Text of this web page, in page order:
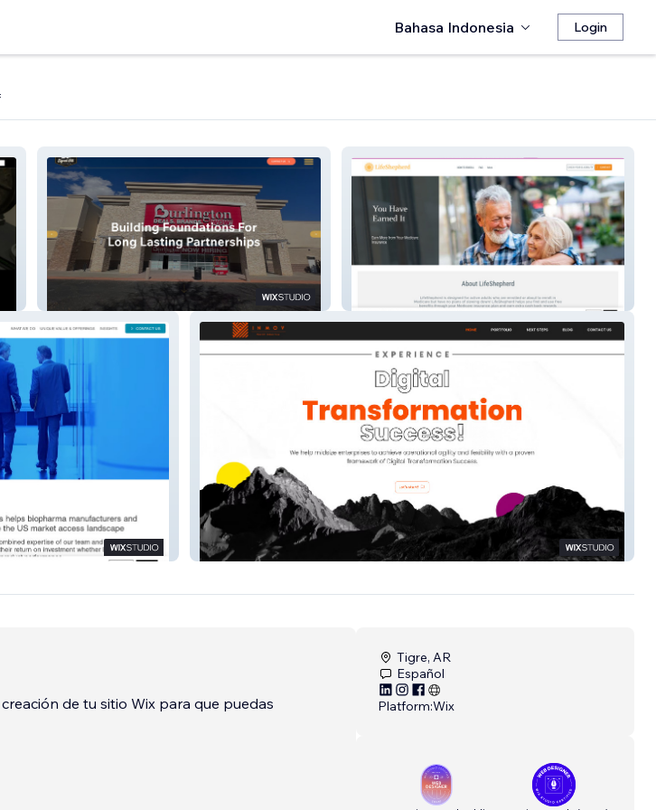
Bahasa Indonesia Login
Signal Hill Builders LifeShepherd
Inmov North America
de tu sitio Wix para que puedas
Tigre, AR
Español
Platform:Wix